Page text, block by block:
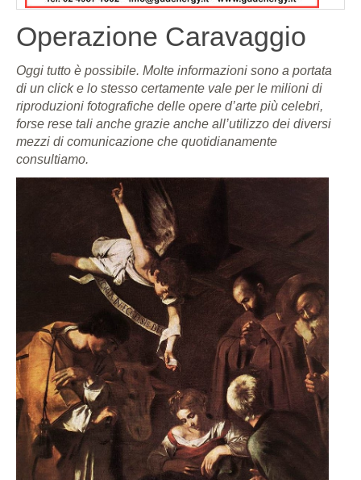
Operazione Caravaggio
Oggi tutto è possibile. Molte informazioni sono a portata
di un click e lo stesso certamente vale per le milioni di
riproduzioni fotografiche delle opere d’arte più celebri,
forse rese tali anche grazie anche all’utilizzo dei diversi
mezzi di comunicazione che quotidianamente
consultiamo.